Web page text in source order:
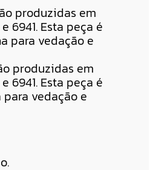
produzidas em
6941. Esta peça é
para vedação e
produzidas em
6941. Esta peça é
para vedação e